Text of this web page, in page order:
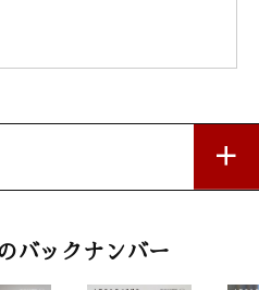
バックナンバー